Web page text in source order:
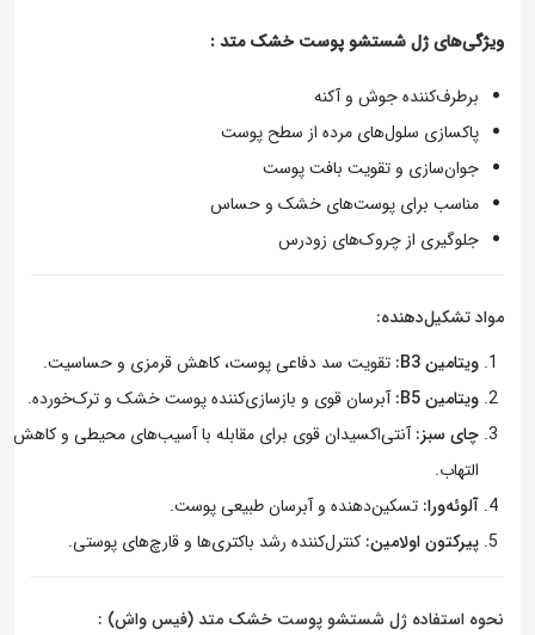
ویژگی‌های ژل شستشو پوست خشک متد :
برطرف‌کننده جوش و آکنه
پاکسازی سلول‌های مرده از سطح پوست
جوان‌سازی و تقویت بافت پوست
مناسب برای پوست‌های خشک و حساس
جلوگیری از چروک‌های زودرس
مواد تشکیل‌دهنده:
ویتامین B3:
تقویت سد دفاعی پوست، کاهش قرمزی و حساسیت.
ویتامین B5:
آبرسان قوی و بازسازی‌کننده پوست خشک و ترک‌خورده.
چای سبز:آنتی‌اکسیدان قوی برای مقابله با آسیب‌های محیطی و کاهش
التهاب.
آلوئه‌ورا: تسکین‌دهنده و آبرسان طبیعی پوست.
پیرکتون اولامین: کنترل‌کننده رشد باکتری‌ها و قارچ‌های پوستی.
نحوه استفاده ژل شستشو پوست خشک متد (فیس واش) :